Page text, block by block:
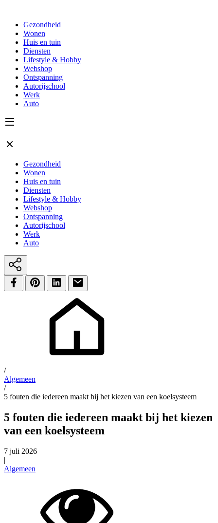
Gezondheid
Wonen
Huis en tuin
Diensten
Lifestyle & Hobby
Webshop
Ontspanning
Autorijschool
Werk
Auto
Gezondheid
Wonen
Huis en tuin
Diensten
Lifestyle & Hobby
Webshop
Ontspanning
Autorijschool
Werk
Auto
/
Algemeen
/
5 fouten die iedereen maakt bij het kiezen van een koelsysteem
5 fouten die iedereen maakt bij het kiezen
van een koelsysteem
7 juli 2026
|
Algemeen